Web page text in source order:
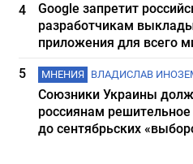
4
Google запретит
разработчикам
приложения для всего
5
МНЕНИЯ ВЛАДИСЛАВ
Союзники Украины
россиянам
до сентябрьских